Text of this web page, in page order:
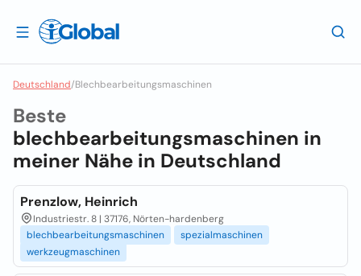
Deutschland/Blechbearbeitungsmaschinen
Beste
blechbearbeitungsmaschinen in
meiner Nähe in Deutschland
Prenzlow, Heinrich
Industriestr. 8 | 37176, Nörten-hardenberg
blechbearbeitungsmaschinen
spezialmaschinen
werkzeugmaschinen